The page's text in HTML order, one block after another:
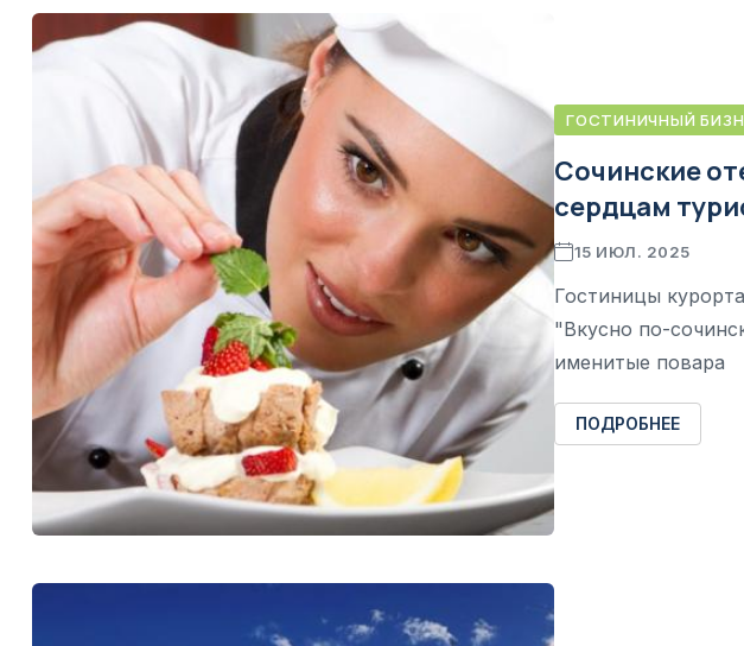
ГОСТИНИЧНЫЙ
Сочинские
сердцам
15 ИЮЛ. 2025
Гостиницы
"Вкусно по-
именитые повара
ПОДРОБНЕЕ